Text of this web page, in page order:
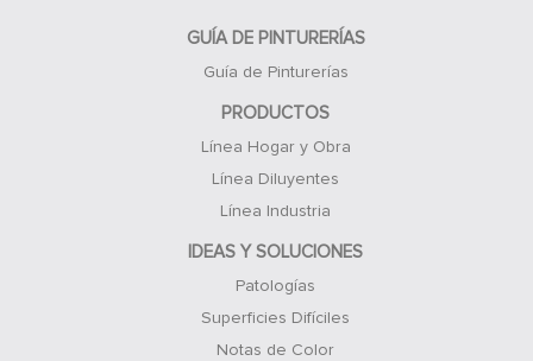
GUÍA DE PINTURERÍAS
Guía de Pinturerías
PRODUCTOS
Línea Hogar y Obra
Línea Diluyentes
Línea Industria
IDEAS Y SOLUCIONES
Patologías
Superficies Difíciles
Notas de Color